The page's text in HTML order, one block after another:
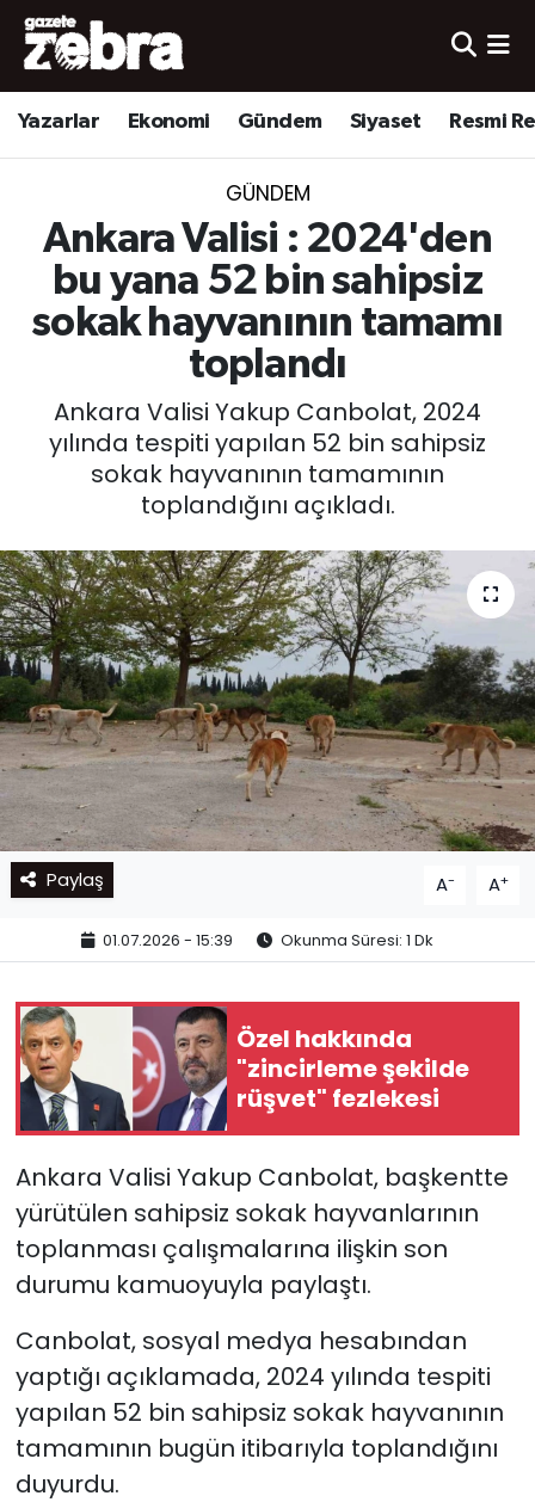
Yazarlar Ekonomi Gündem Siyaset Resmi
GÜNDEM
Ankara Valisi : 2024'den
bu yana 52 bin sahipsiz
sokak hayvanının tamamı
toplandı
Ankara Valisi Yakup Canbolat, 2024
yılında tespiti yapılan 52 bin sahipsiz
sokak hayvanının tamamının
toplandığını açıkladı.
Paylaş A- A+
01.07.2026 - 15:39 Okunma Süresi: 1 Dk
Özel hakkında
"zincirleme şekilde
rüşvet" fezlekesi
Ankara Valisi Yakup Canbolat, başkentte
yürütülen sahipsiz sokak hayvanlarının
toplanması çalışmalarına ilişkin son
durumu kamuoyuyla paylaştı.
Canbolat, sosyal medya hesabından
yaptığı açıklamada, 2024 yılında tespiti
yapılan 52 bin sahipsiz sokak hayvanının
tamamının bugün itibarıyla toplandığını
duyurdu.
Yazarlar
Ekonomi
Yerel
Spor
Nöbetçi Eczaneler
Hava Durumu
Süper Lig Puan Durumu ve Fikstür
Tüm Manşetler
Son Dakika Haberleri
Haber Arşivi